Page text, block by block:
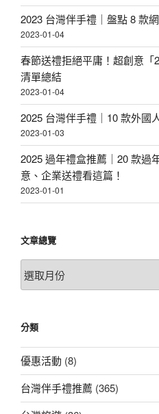
2023 台灣伴手禮｜盤點 8 款
2023-01-04
春節送禮拒絕平庸！超創意
清單總結
2023-01-04
2025 台灣伴手禮｜10 款外國
2023-01-03
2025 過年禮盒推薦｜20 款過
意、企業送禮看這篇！
2023-01-01
文章總覽
文
章
分類
優惠活動 (8)
台灣伴手禮推薦 (365)